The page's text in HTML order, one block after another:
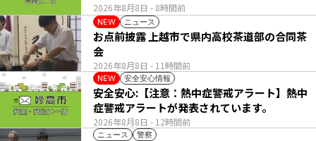
2026年8月8日 - 8時間前
NEW ニュース
2026年8月8日 - 11時間前
お点前披露 上越市で県内高校茶道部の合同茶
会
NEW 安全安心情報
2026年8月8日 - 12時間前
安全安心:【注意：熱中症警戒アラート】熱中
症警戒アラートが発表されています。
ニュース 警察